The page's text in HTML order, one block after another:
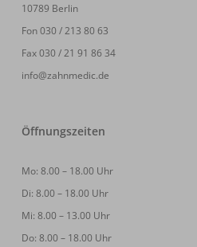
10789 Berlin
Fon 030 / 213 80 63
Fax 030 / 21 91 86 34
info@zahnmedic.de
Öffnungszeiten
Mo: 8.00 – 18.00 Uhr
Di: 8.00 – 18.00 Uhr
Mi: 8.00 – 13.00 Uhr
Do: 8.00 – 18.00 Uhr